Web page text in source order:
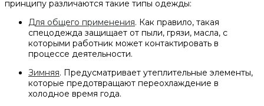
принципу различаются такие типы одежды:
Для общего применения. Как правило, такая
спецодежда защищает от пыли, грязи, масла, с
которыми работник может контактировать в
процессе деятельности.
Зимняя. Предусматривает утеплительные элементы,
которые предотвращают переохлаждение в
холодное время года.